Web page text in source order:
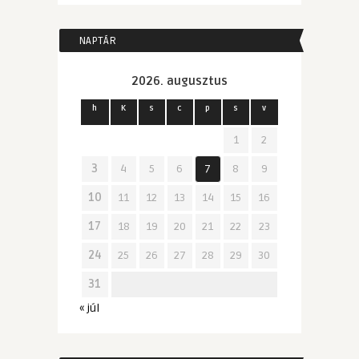
NAPTÁR
2026. augusztus
h K s c p s v
1 2
3 4 5 6 7 8 9
10 11 12 13 14 15 16
17 18 19 20 21 22 23
24 25 26 27 28 29 30
31
« júl